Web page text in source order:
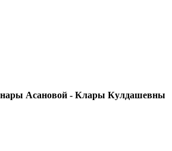
Асановой - Клары Кулдашевны